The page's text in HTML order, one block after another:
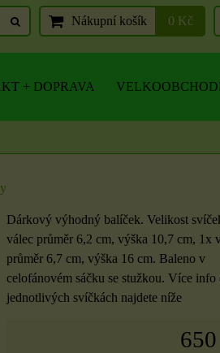
Nákupní košík 0 Kč
+ DOPRAVA
Dárkový výhodný balíček. Velikost
válec průměr 6,2 cm, výška 10,7 cm, 1x
průměr 6,7 cm, výška 16 cm. Baleno v
celofánovém sáčku se stužkou. Více info
jednotlivých svíčkách najdete níže